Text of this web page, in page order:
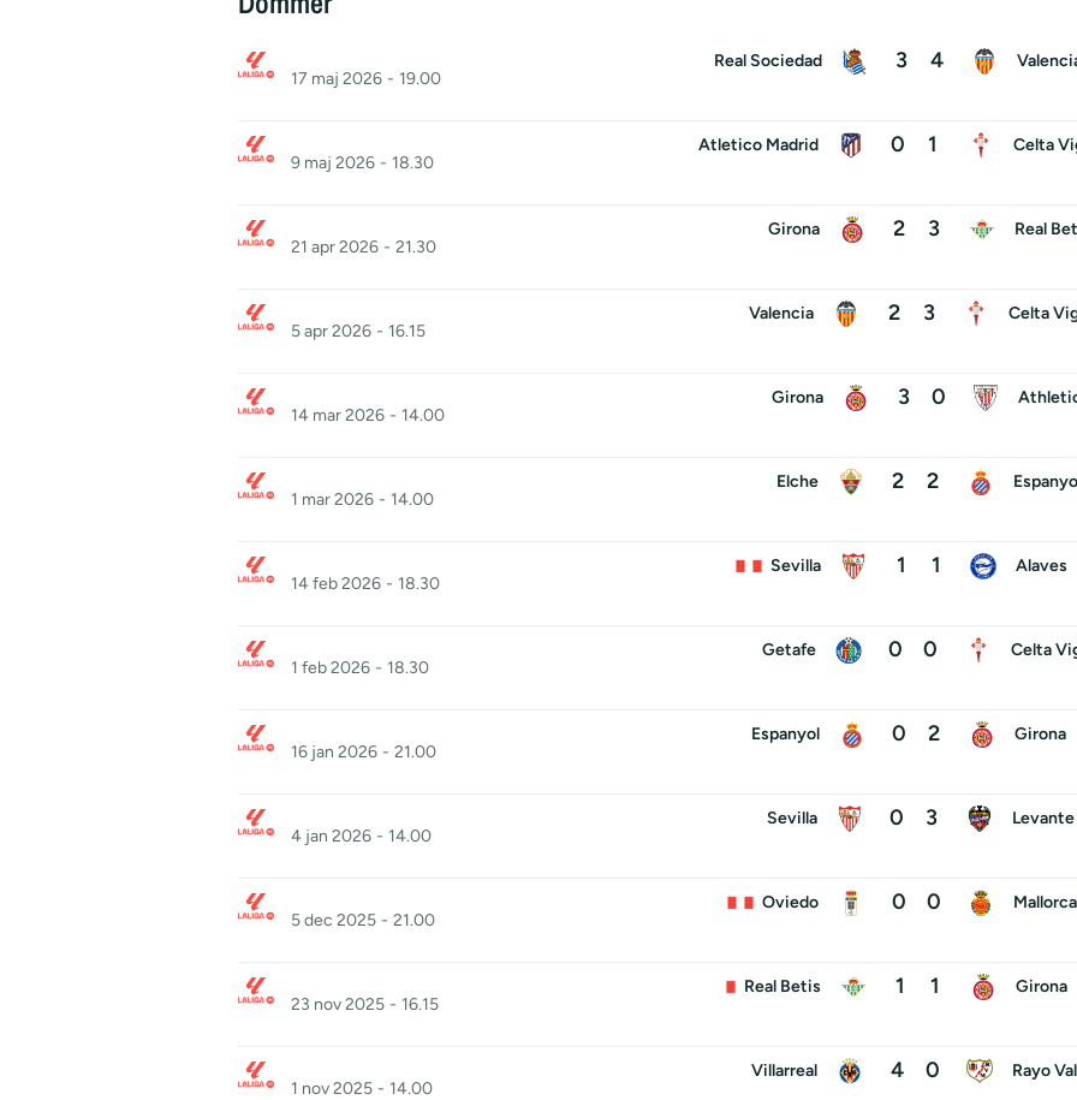
17 maj 2026 - 19.00
Real Sociedad 3 4
9 maj 2026 - 18.30
Atletico Madrid 0 1 Celta
21 apr 2026 - 21.30
Girona 2 3 Real
5 apr 2026 - 16.15
Valencia 2 3 Celta
14 mar 2026 - 14.00
Girona 3 0
1 mar 2026 - 14.00
Elche 2 2
14 feb 2026 - 18.30
Sevilla 1 1 Alaves
1 feb 2026 - 18.30
Getafe 0 0 Celta
16 jan 2026 - 21.00
Espanyol 0 2 Girona
4 jan 2026 - 14.00
Sevilla 0 3 Levante
5 dec 2025 - 21.00
Oviedo 0 0 Mallorca
23 nov 2025 - 16.15
Real Betis 1 1 Girona
1 nov 2025 - 14.00
Villarreal 4 0 Rayo